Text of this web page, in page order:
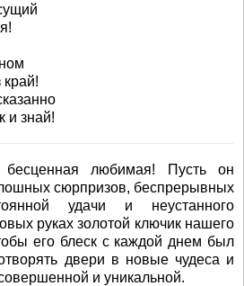
и знай!
любимая! Пусть он
сюрпризов, беспрерывных
удачи и неустанного
руках золотой ключик нашего
его блеск с каждой днем был
двери в новые чудеса и
и уникальной.